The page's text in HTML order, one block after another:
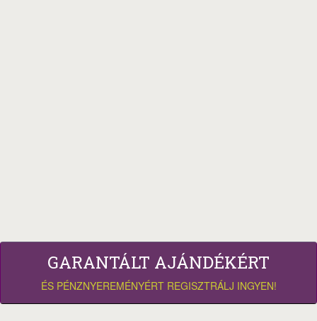
GARANTÁLT AJÁNDÉKÉRT
ÉS PÉNZNYEREMÉNYÉRT REGISZTRÁLJ INGYEN!